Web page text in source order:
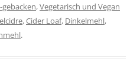
,Vegetarisch und Vegan
,Cider Loaf, Dinkelmehl,
.